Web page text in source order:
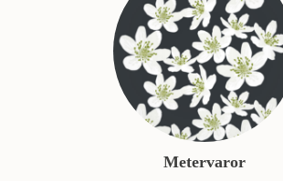
Metervaror